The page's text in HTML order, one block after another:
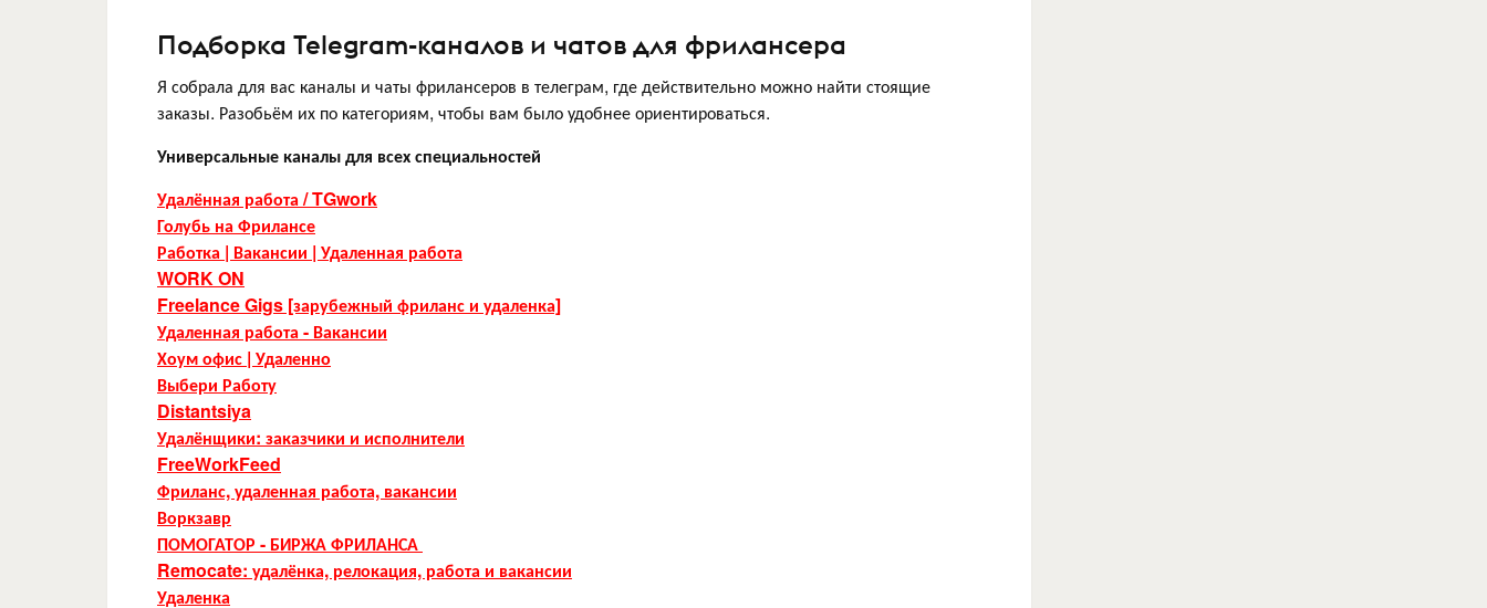
Подборка Telegram-каналов и чатов для фрилансера
Я собрала для вас каналы и чаты фрилансеров в телеграм, где действительно можно найти стоящие
заказы. Разобьём их по категориям, чтобы вам было удобнее ориентироваться.
Универсальные каналы для всех специальностей
Удалённая работа / TGwork
Голубь на Фрилансе
Работка | Вакансии | Удаленная работа
WORK ON
Freelance Gigs [зарубежный фриланс и удаленка]
Удаленная работа - Вакансии
Хоум офис | Удаленно
Выбери Работу
Distantsiya
Удалёнщики: заказчики и исполнители
FreeWorkFeed
Фриланс, удаленная работа, вакансии
Воркзавр
ПОМОГАТОР - БИРЖА ФРИЛАНСА
Remocate: удалёнка, релокация, работа и вакансии
Удаленка